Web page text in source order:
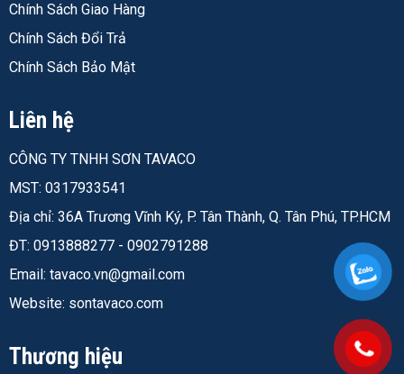
Loại sơn
Thể tích chất rắn
Độ bóng (GU 60°)
Điểm chớp cháy
Hàm lượng VOC
~415–455 g/l (tùy tiêu chuẩn
Chiều dày màng
40–60 μm
Chính Sách Giao Hàng
Chính Sách Đổi Trả
Chính Sách Bảo Mật
Liên hệ
CÔNG TY TNHH SƠN TAVACO
MST: 0317933541
Địa chỉ: 36A Trương Vĩnh Ký, P. Tân Thành, Q. Tân Phú, TP.HCM
ĐT: 0913888277 - 0902791288
Email: tavaco.vn@gmail.com
Website: sontavaco.com
Thương hiệu